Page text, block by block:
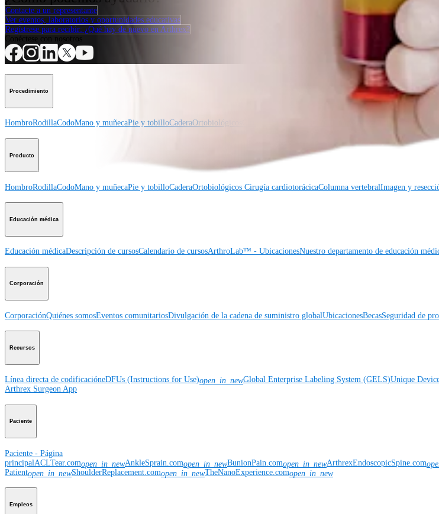
Contacte a un representante
Ver eventos, laboratorios y oportunidades educativas
Regístrese para recibir: ¿Qué hay de nuevo en Arthrex?
Procedimiento
HombroRodillaCodoMano y muñecaPie y tobilloCaderaOrtobiológicos
Producto
HombroRodillaCodoMano y muñecaPie y tobilloCaderaOrtobiológicos Cirugía cardiotorácicaColumna vertebralImagen y
Educación médica
Educación médicaDescripción de cursosCalendario de cursosArthroLab™ - UbicacionesNuestro departamento de educación
Corporación
CorporaciónQuiénes somosEventos comunitariosDivulgación de la cadena de suministro globalUbicacionesBecasSeguridad de
Recursos
Línea directa de codificacióneDFUs (Instructions for Use)open_in_newGlobal Enterprise Labeling System (GELS)Unique
Arthrex Surgeon App
Paciente
Paciente - Página
principalACLTear.comopen_in_newAnkleSprain.comopen_in_newBunionPain.comopen_in_newArthrexEndoscopicSpine.com
Patientopen_in_newShoulderReplacement.comopen_in_newTheNanoExperience.comopen_in_new
Empleos